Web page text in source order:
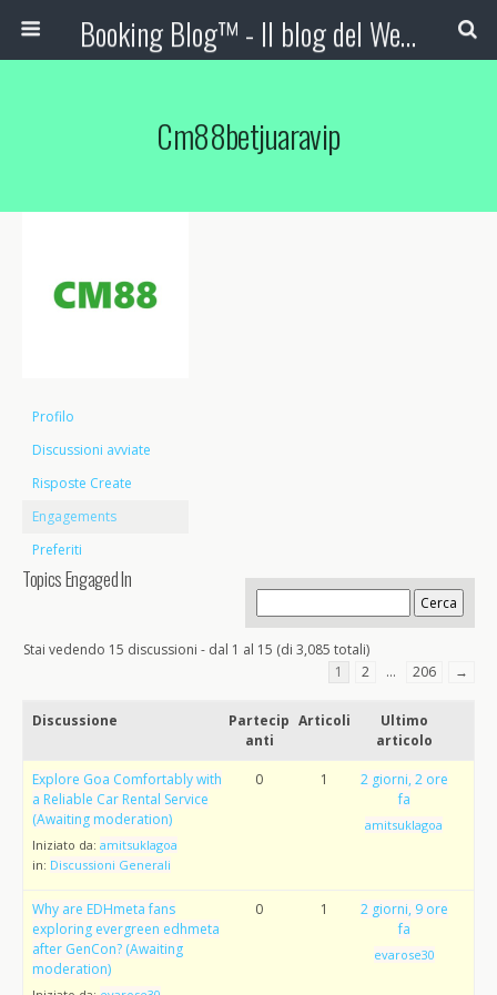
Booking Blog™ - Il blog del Web Marketing Turistico
Cm88betjuaravip
Profilo
Discussioni avviate
Risposte Create
Engagements
Preferiti
Topics Engaged In
Stai vedendo 15 discussioni - dal 1 al 15 (di 3,085 totali)
1
2 … 206 →
Discussione
Partecip
anti
Articoli
Ultimo
articolo
Explore Goa Comfortably with
a Reliable Car Rental Service
(Awaiting moderation)
Iniziato da: amitsuklagoa
in: Discussioni Generali
0 1
2 giorni, 2 ore
fa
amitsuklagoa
Why are EDHmeta fans
exploring evergreen edhmeta
after GenCon? (Awaiting
moderation)
0 1
2 giorni, 9 ore
fa
evarose30